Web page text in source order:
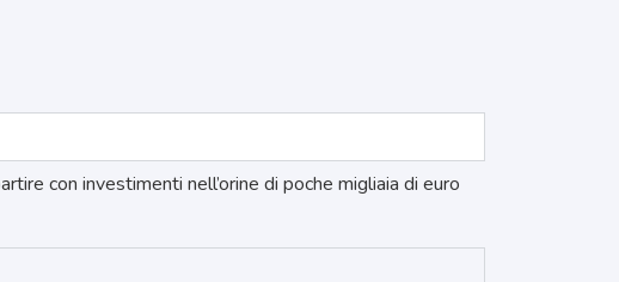
con investimenti nell’orine di poche migliaia di euro